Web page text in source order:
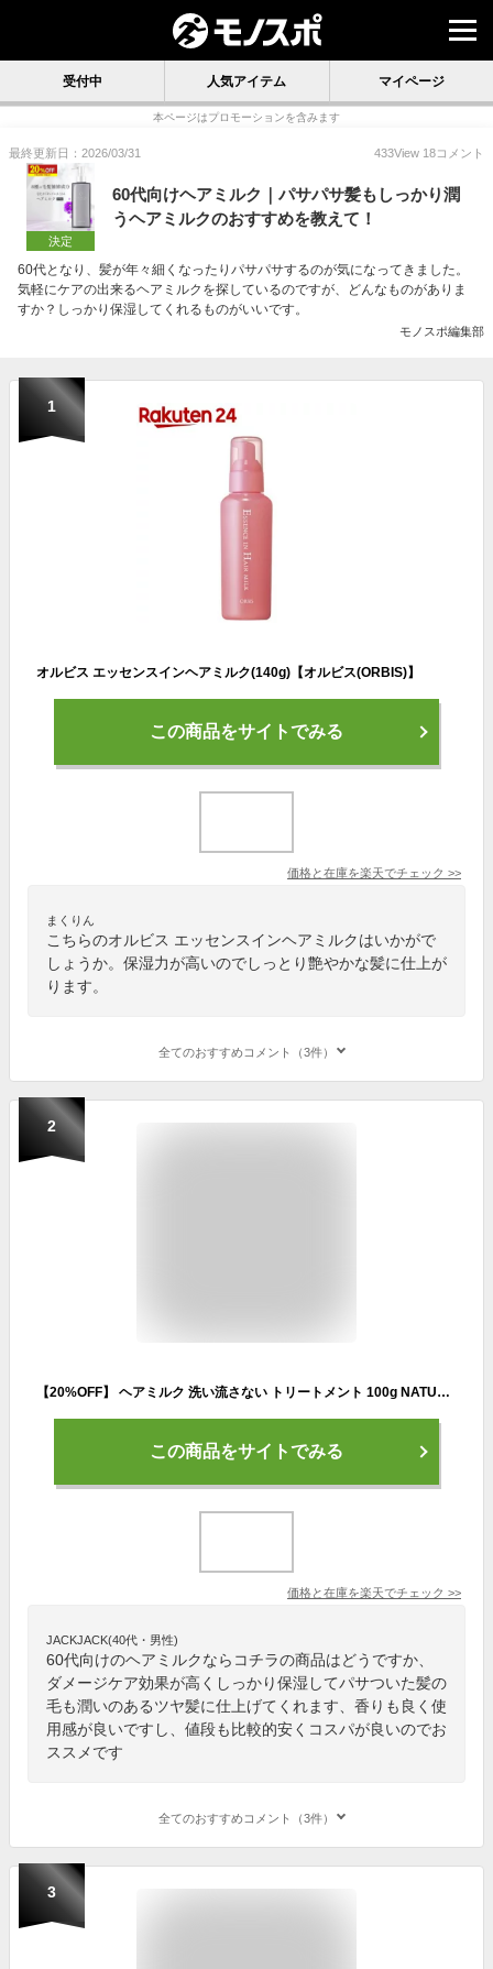
受付中 人気アイテム マイページ
本ページはプロモーションを含みます
最終更新日：2026/03/31 433View 18コメント
決定
60代向けヘアミルク｜パサパサ髪もしっかり潤
うヘアミルクのおすすめを教えて！
60代となり、髪が年々細くなったりパサパサするのが気になってきました。
気軽にケアの出来るヘアミルクを探しているのですが、どんなものがありま
すか？しっかり保湿してくれるものがいいです。
モノスポ編集部
1
オルビス エッセンスインヘアミルク(140g)【オルビス(ORBIS)】
この商品をサイトでみる
価格と在庫を楽天でチェック >>
まくりん
こちらのオルビス エッセンスインヘアミルクはいかがで
しょうか。保湿力が高いのでしっとり艶やかな髪に仕上が
ります。
全てのおすすめコメント（3件）
2
【20%OFF】 ヘアミルク 洗い流さない トリートメント 100g NATURECO Organic スタイリング 洗い流さないトリートメント オーガニック ヘアーオイル 香り ダメージ NATURECO 保湿 ダメージケア ダメージヘア 補修 髪 ツヤ ミルク 痛み 石けん
この商品をサイトでみる
価格と在庫を楽天でチェック >>
JACKJACK(40代・男性)
60代向けのヘアミルクならコチラの商品はどうですか、
ダメージケア効果が高くしっかり保湿してパサついた髪の
毛も潤いのあるツヤ髪に仕上げてくれます、香りも良く使
用感が良いですし、値段も比較的安くコスパが良いのでお
ススメです
全てのおすすめコメント（3件）
3